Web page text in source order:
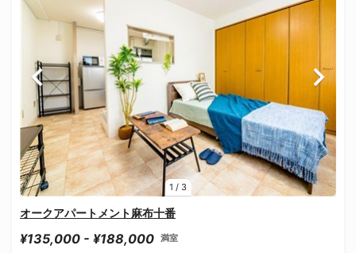
1 / 3
オークアパートメント麻布十番
¥135,000 - ¥188,000 満室